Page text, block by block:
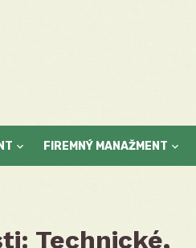
FIREMNÝ MANAŽMENT
Technické,